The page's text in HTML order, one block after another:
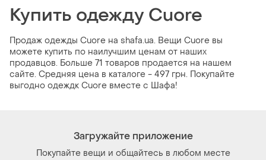
Купить одежду Cuore
Продаж одежды Cuore на shafa.ua. Вещи Cuore вы
можете купить по наилучшим ценам от наших
продавцов. Больше 71 товаров продается на нашем
сайте. Средняя цена в каталоге - 497 грн. Покупайте
выгодно одеждк Cuore вместе с Шафа!
Загружайте приложение
Покупайте вещи и общайтесь в любом месте